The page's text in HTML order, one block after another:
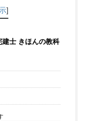
]
建士 きほんの教科